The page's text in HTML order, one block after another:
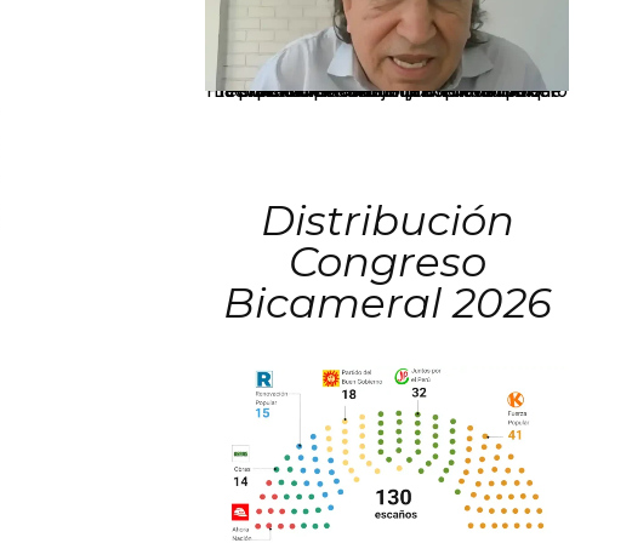
La presidenta Keiko Fujimori informó que la solicitud de indulto presentada por el expresidente Alejandro Toledo será evaluada por la Comisión de Gracias Presidenciales conforme al procedimiento establecido.
Distribución
Congreso
Bicameral 2026